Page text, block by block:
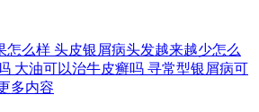
怎么样 头皮银屑病头发越来越少怎么
大油可以治牛皮癣吗 寻常型银屑病可
多内容